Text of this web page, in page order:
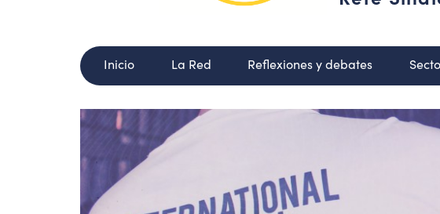
Inicio La Red Reflexiones y debates